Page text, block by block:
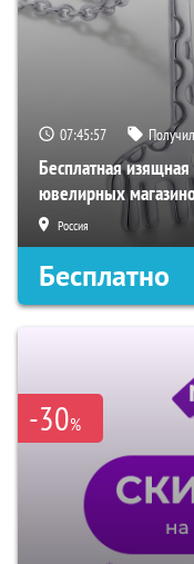
07:45:56
Бесплатная
ювелирных
Россия
Бесплатно
-30%